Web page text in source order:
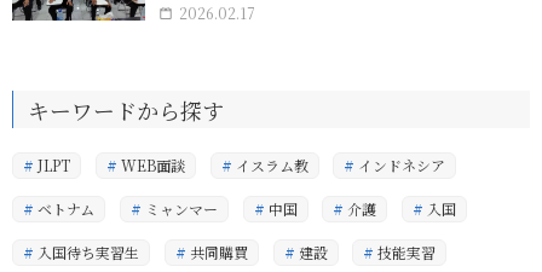
2026.02.17
キーワードから探す
JLPT WEB面談 イスラム教 インドネシア
ベトナム ミャンマー 中国 介護 入国
入国待ち実習生 共同購買 建設 技能実習